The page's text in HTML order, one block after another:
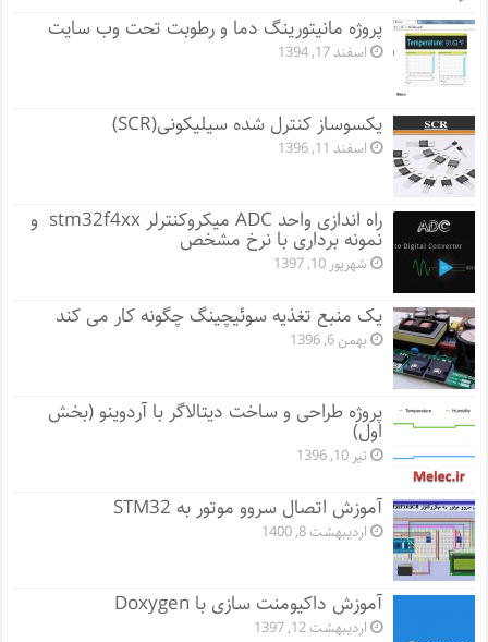
پروژه مانيتورينگ دما و رطوبت تحت وب سایت
اسفند 17, 1394
یکسوساز کنترل شده سیلیکونی(SCR)
اسفند 11, 1396
راه اندازی واحد ADC میکروکنترلر stm32f4xx و
نمونه برداری با نرخ مشخص
شهریور 10, 1397
یک منبع تغذیه سوئیچینگ چگونه کار می کند
بهمن 6, 1396
پروژه طراحی و ساخت دیتالاگر با آردوینو (بخش
اول)
تیر 10, 1396
آموزش اتصال سروو موتور به STM32
اردیبهشت 8, 1400
آموزش داکیومنت سازی با Doxygen
اردیبهشت 12, 1397